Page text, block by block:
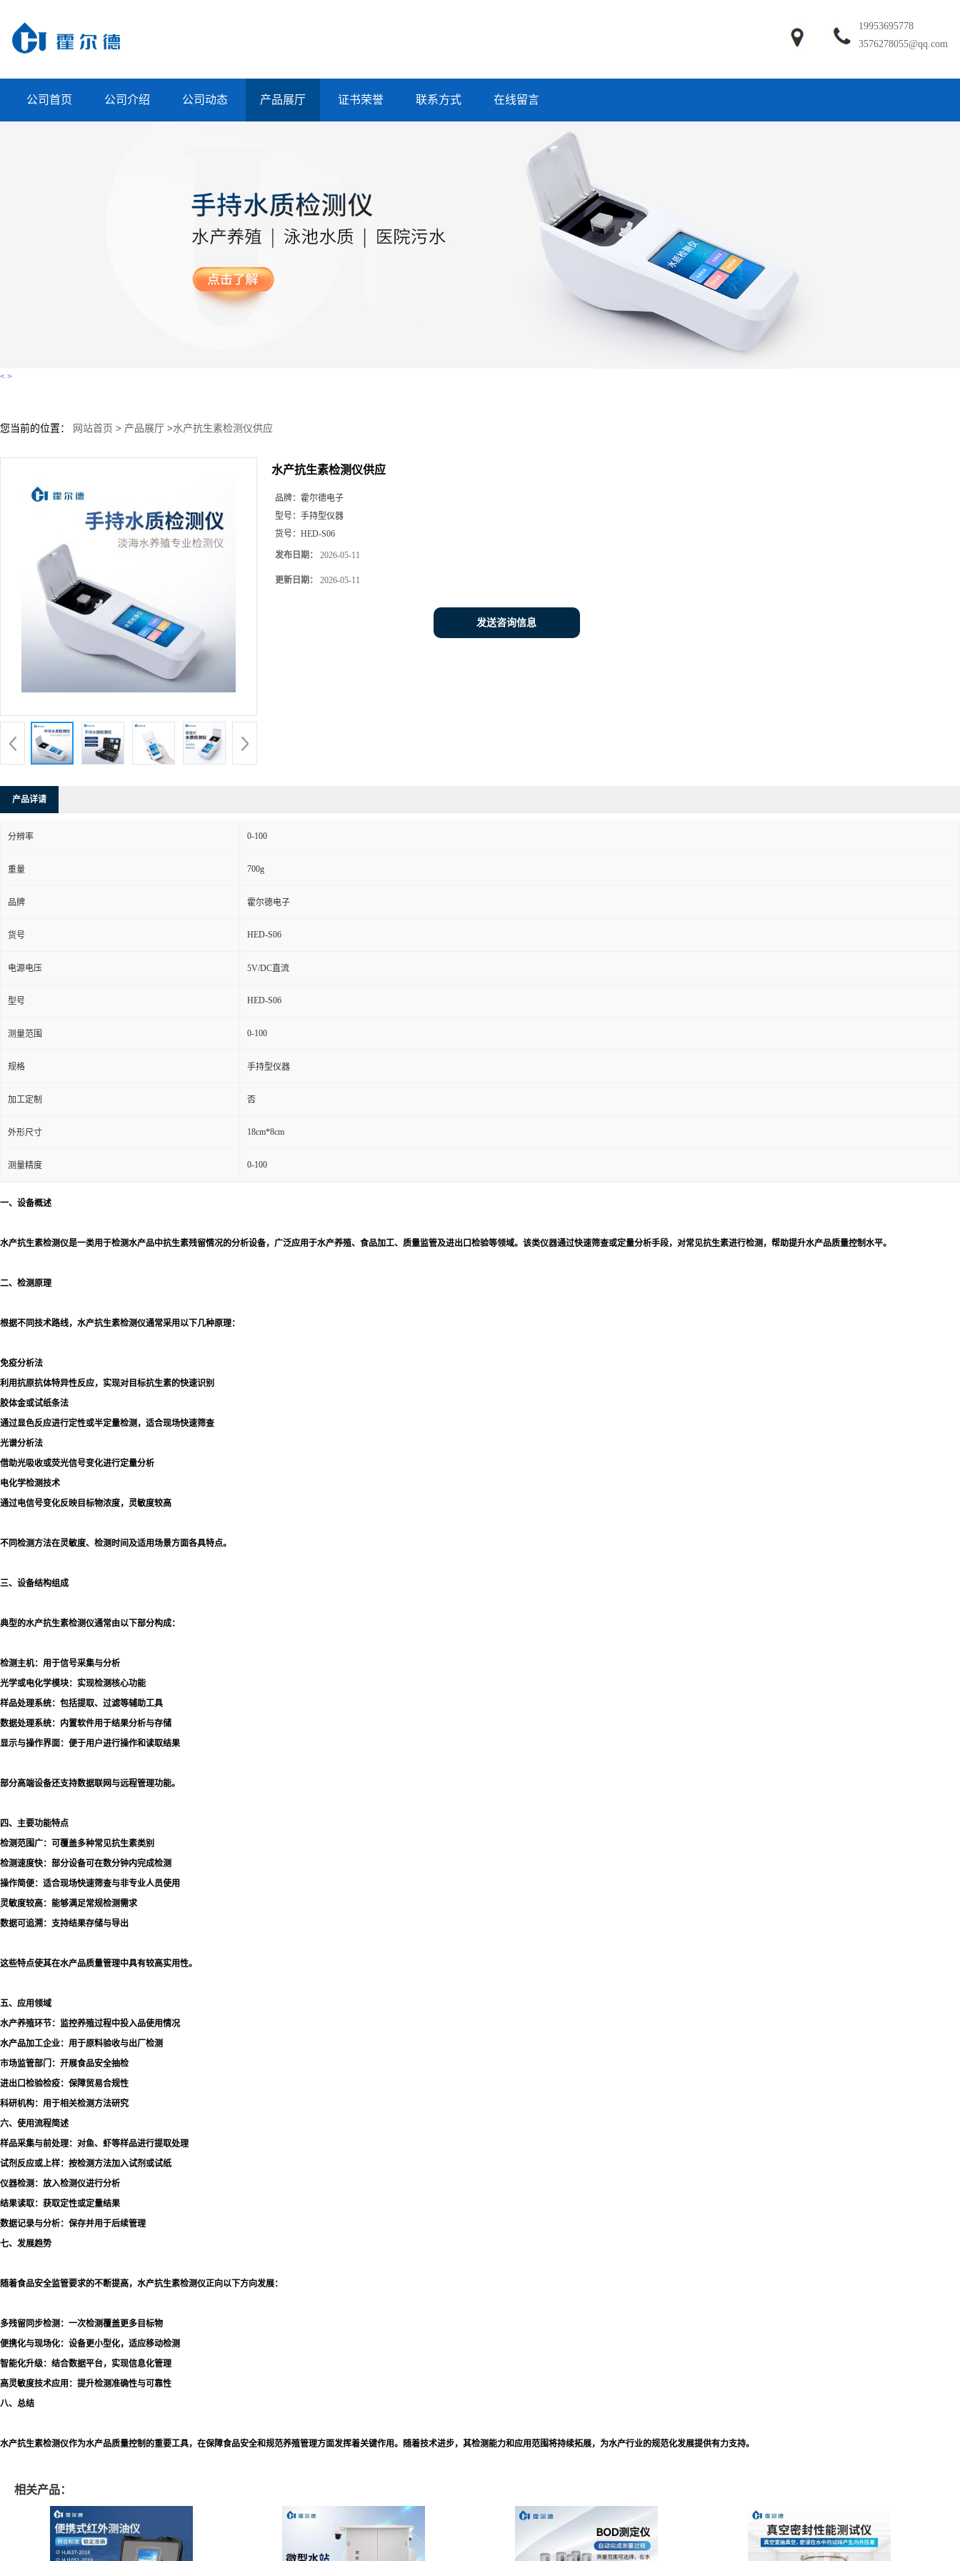
19953695778
3576278055@qq.com
公司首页 公司介绍 公司动态 产品展厅 证书荣誉 联系方式 在线留言
< >
您当前的位置： 网站首页 > 产品展厅 >水产抗生素检测仪供应
水产抗生素检测仪供应
品牌： 霍尔德电子
型号： 手持型仪器
货号： HED-S06
发布日期： 2026-05-11
更新日期： 2026-05-11
发送咨询信息
产品详请
分辨率 0-100
重量 700g
品牌 霍尔德电子
货号 HED-S06
电源电压 5V/DC直流
型号 HED-S06
测量范围 0-100
规格 手持型仪器
加工定制 否
外形尺寸 18cm*8cm
测量精度 0-100
一、设备概述
水产抗生素检测仪是一类用于检测水产品中抗生素残留情况的分析设备，广泛应用于水产养殖、食品加工、质量监管及进出口检验等领域。该类仪器通过快速筛查或定量分析手段，对常见抗生素进行检测，帮助提升水产品质量控制水平。
二、检测原理
根据不同技术路线，水产抗生素检测仪通常采用以下几种原理：
免疫分析法
利用抗原抗体特异性反应，实现对目标抗生素的快速识别
胶体金或试纸条法
通过显色反应进行定性或半定量检测，适合现场快速筛查
光谱分析法
借助光吸收或荧光信号变化进行定量分析
电化学检测技术
通过电信号变化反映目标物浓度，灵敏度较高
不同检测方法在灵敏度、检测时间及适用场景方面各具特点。
三、设备结构组成
典型的水产抗生素检测仪通常由以下部分构成：
检测主机：用于信号采集与分析
光学或电化学模块：实现检测核心功能
样品处理系统：包括提取、过滤等辅助工具
数据处理系统：内置软件用于结果分析与存储
显示与操作界面：便于用户进行操作和读取结果
部分高端设备还支持数据联网与远程管理功能。
四、主要功能特点
检测范围广：可覆盖多种常见抗生素类别
检测速度快：部分设备可在数分钟内完成检测
操作简便：适合现场快速筛查与非专业人员使用
灵敏度较高：能够满足常规检测需求
数据可追溯：支持结果存储与导出
这些特点使其在水产品质量管理中具有较高实用性。
五、应用领域
水产养殖环节：监控养殖过程中投入品使用情况
水产品加工企业：用于原料验收与出厂检测
市场监管部门：开展食品安全抽检
进出口检验检疫：保障贸易合规性
科研机构：用于相关检测方法研究
六、使用流程简述
样品采集与前处理：对鱼、虾等样品进行提取处理
试剂反应或上样：按检测方法加入试剂或试纸
仪器检测：放入检测仪进行分析
结果读取：获取定性或定量结果
数据记录与分析：保存并用于后续管理
七、发展趋势
随着食品安全监管要求的不断提高，水产抗生素检测仪正向以下方向发展：
多残留同步检测：一次检测覆盖更多目标物
便携化与现场化：设备更小型化，适应移动检测
智能化升级：结合数据平台，实现信息化管理
高灵敏度技术应用：提升检测准确性与可靠性
八、总结
水产抗生素检测仪作为水产品质量控制的重要工具，在保障食品安全和规范养殖管理方面发挥着关键作用。随着技术进步，其检测能力和应用范围将持续拓展，为水产行业的规范化发展提供有力支持。
相关产品：